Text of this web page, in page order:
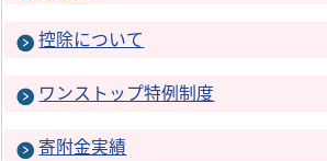
控除について
ワンストップ特例制度
寄附金実績